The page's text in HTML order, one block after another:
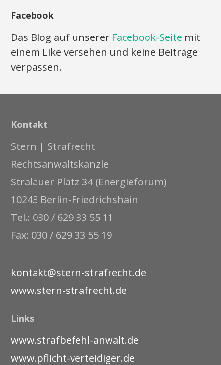
Facebook
Das Blog auf unserer Facebook-Seite mit
einem Like versehen und keine Beiträge
verpassen.
Kontakt
Stern | Strafrecht
Rechtsanwaltskanzlei
Stralauer Platz 34 (Energieforum)
10243 Berlin-Friedrichshain
Tel.: 030 / 629 33 55 11
Fax: 030 / 629 33 55 19
kontakt@stern-strafrecht.de
www.stern-strafrecht.de
Links
www.strafbefehl-anwalt.de
www.pflicht-verteidiger.de